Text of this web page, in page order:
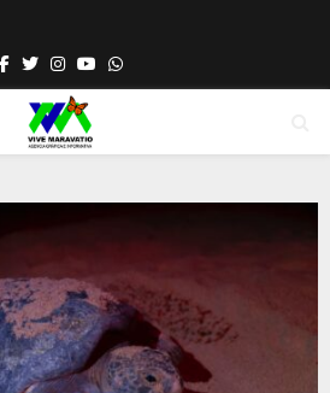
Facebook
TwitterInstagram
YoutubeWhatsapp